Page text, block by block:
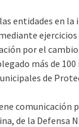
las entidades en
ejercicios
por el
más de
de
comunicación
de la Defensa